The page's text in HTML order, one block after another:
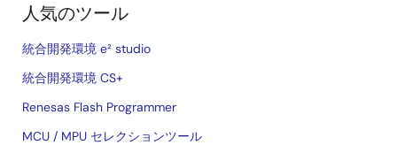
人気のツール
統合開発環境 e² studio
統合開発環境 CS+
Renesas Flash Programmer
MCU / MPU セレクションツール